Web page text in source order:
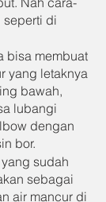
seperti di
bisa membuat
yang letaknya
bawah,
lubangi
dengan
bor.
sudah
sebagai
air mancur di